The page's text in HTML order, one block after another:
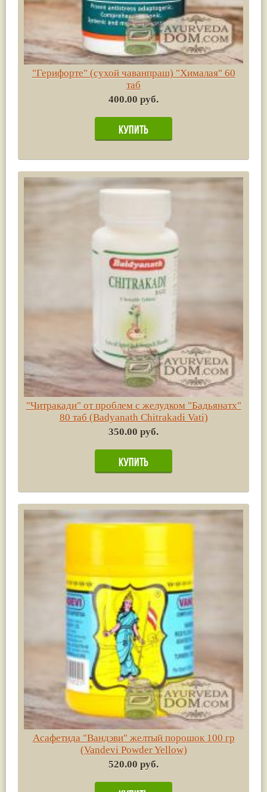
"Герифорте" (сухой чаванпраш) "Хималая" 60
таб
400.00 руб.
"Читракади" от проблем с желудком "Бадьянатх"
80 таб (Badyanath Chitrakadi Vati)
350.00 руб.
Асафетида "Вандэви" желтый порошок 100 гр
(Vandevi Powder Yellow)
520.00 руб.